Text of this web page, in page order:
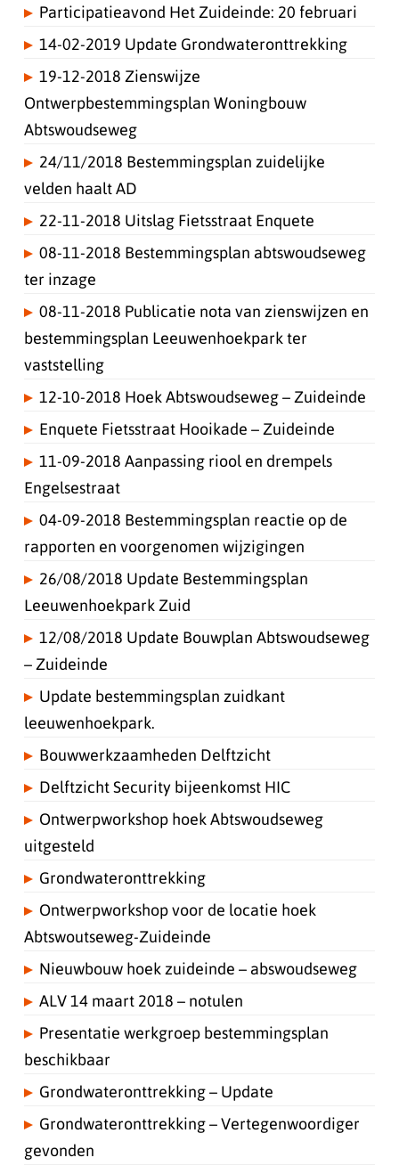
Participatieavond Het Zuideinde: 20 februari
14-02-2019 Update Grondwateronttrekking
19-12-2018 Zienswijze
Ontwerpbestemmingsplan Woningbouw
Abtswoudseweg
24/11/2018 Bestemmingsplan zuidelijke
velden haalt AD
22-11-2018 Uitslag Fietsstraat Enquete
08-11-2018 Bestemmingsplan abtswoudseweg
ter inzage
08-11-2018 Publicatie nota van zienswijzen en
bestemmingsplan Leeuwenhoekpark ter
vaststelling
12-10-2018 Hoek Abtswoudseweg – Zuideinde
Enquete Fietsstraat Hooikade – Zuideinde
11-09-2018 Aanpassing riool en drempels
Engelsestraat
04-09-2018 Bestemmingsplan reactie op de
rapporten en voorgenomen wijzigingen
26/08/2018 Update Bestemmingsplan
Leeuwenhoekpark Zuid
12/08/2018 Update Bouwplan Abtswoudseweg
– Zuideinde
Update bestemmingsplan zuidkant
leeuwenhoekpark.
Bouwwerkzaamheden Delftzicht
Delftzicht Security bijeenkomst HIC
Ontwerpworkshop hoek Abtswoudseweg
uitgesteld
Grondwateronttrekking
Ontwerpworkshop voor de locatie hoek
Abtswoutseweg-Zuideinde
Nieuwbouw hoek zuideinde – abswoudseweg
ALV 14 maart 2018 – notulen
Presentatie werkgroep bestemmingsplan
beschikbaar
Grondwateronttrekking – Update
Grondwateronttrekking – Vertegenwoordiger
gevonden